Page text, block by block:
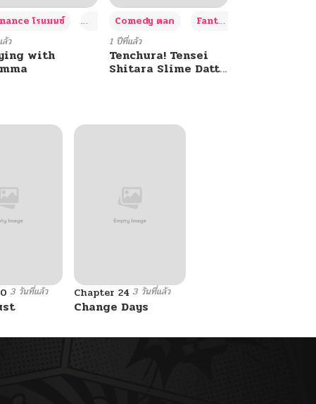
+4
โรแมนซ์ Adult ผู้ใหญ่ +4
ว
with
Comedy ตลก Fantasy แฟนตาซี
1 ปีที่แล้ว
Tenchura! Tensei
Shitara Slime Datta
3 วันที่แล้ว Chapter 24 3 วันที่แล้ว
Change Days